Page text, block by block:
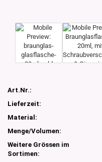
Art.Nr.:
Lieferzeit:
Material:
Menge/Volumen:
Weitere Grössen im
Sortimen: